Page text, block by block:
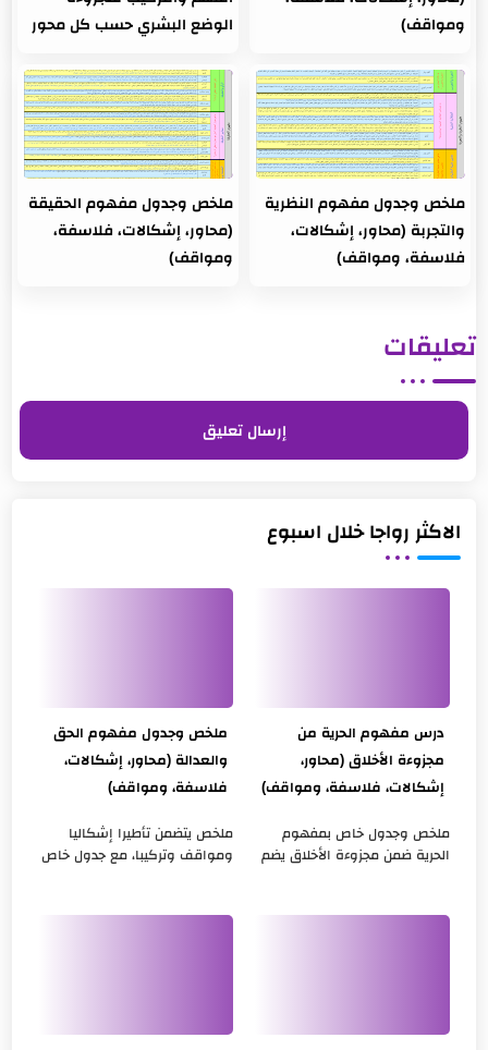
ومواقف)
الوضع البشري حسب كل محور
ملخص وجدول مفهوم النظرية
والتجربة (محاور، إشكالات،
فلاسفة، ومواقف)
ملخص وجدول مفهوم الحقيقة
(محاور، إشكالات، فلاسفة،
ومواقف)
تعليقات
إرسال تعليق
الاكثر رواجا خلال اسبوع
درس مفهوم الحرية من
مجزوءة الأخلاق (محاور،
إشكالات، فلاسفة، ومواقف)
ملخص وجدول خاص بمفهوم
الحرية ضمن مجزوءة الأخلاق يضم
المتداولة في الكتب الثلاثة
ملخص وجدول مفهوم الحق
والعدالة (محاور، إشكالات،
فلاسفة، ومواقف)
ملخص يتضمن تأطيرا إشكاليا
ومواقف وتركيبا، مع جدول خاص
الثلاثة للمفهوم، وأطروحات